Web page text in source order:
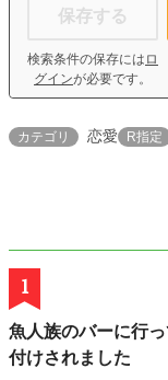
保存する
検索条件の保存には ロ
グインが必要です。
カテゴリ 恋愛 R指定
1
魚人族のバーに行
付けされました